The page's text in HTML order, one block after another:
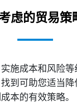
虑的贸易策
施成本和风险
到可助您适当
本的有效策略。